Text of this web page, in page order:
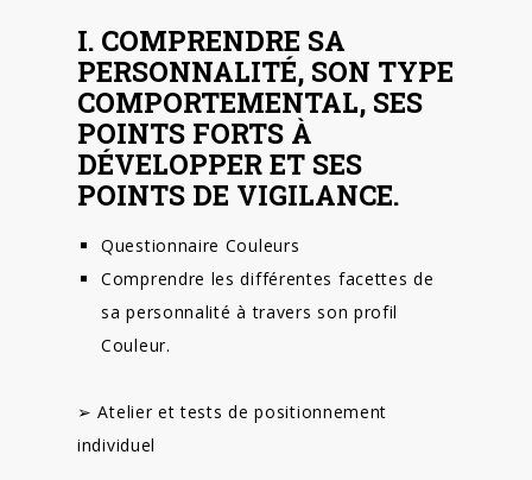
I. COMPRENDRE SA
PERSONNALITÉ, SON TYPE
COMPORTEMENTAL, SES
POINTS FORTS À
DÉVELOPPER ET SES
POINTS DE VIGILANCE.
Questionnaire Couleurs
Comprendre les différentes facettes de
sa personnalité à travers son profil
Couleur.
➢ Atelier et tests de positionnement
individuel